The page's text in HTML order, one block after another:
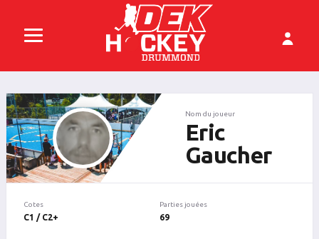
Nom du joueur
Eric
Gaucher
Cotes
C1 / C2+
Parties jouées
69